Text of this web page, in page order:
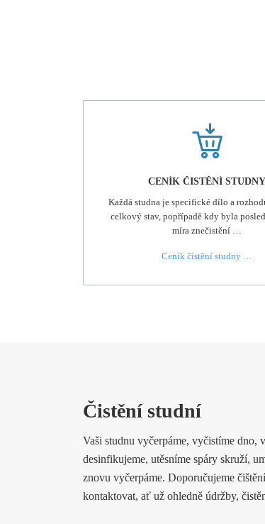
CENÍK ČISTĚNÍ STUDNY
Každá studna je specifické dílo a
celkový stav, popřípadě kdy byla
míra znečistění …
Ceník čistění studny …
Čistění studní
Vaši studnu vyčerpáme, vyčistíme
desinfikujeme, utěsníme spáry skruží,
znovu vyčerpáme. Doporučujeme
kontaktovat, ať už ohledně údržby,